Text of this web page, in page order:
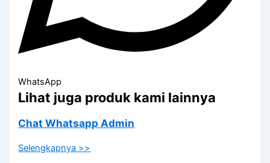
WhatsApp
Lihat juga produk kami lainnya
Chat Whatsapp Admin
Selengkapnya >>